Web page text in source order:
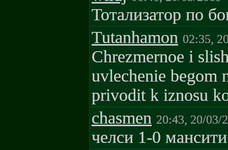
Тотализатор по
Tutanhamon 02:35,
Chrezmernoe i
uvlechenie begom
privodit k iznosu
chasmen 20:43, 20/03/
челси 1-0